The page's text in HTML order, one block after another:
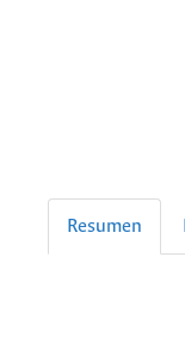
Resumen